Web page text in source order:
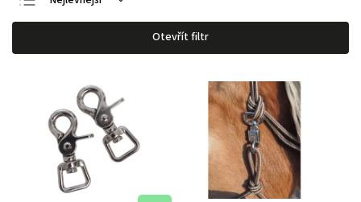
Nejdražší
Nejprodávanější
Otevřít filtr